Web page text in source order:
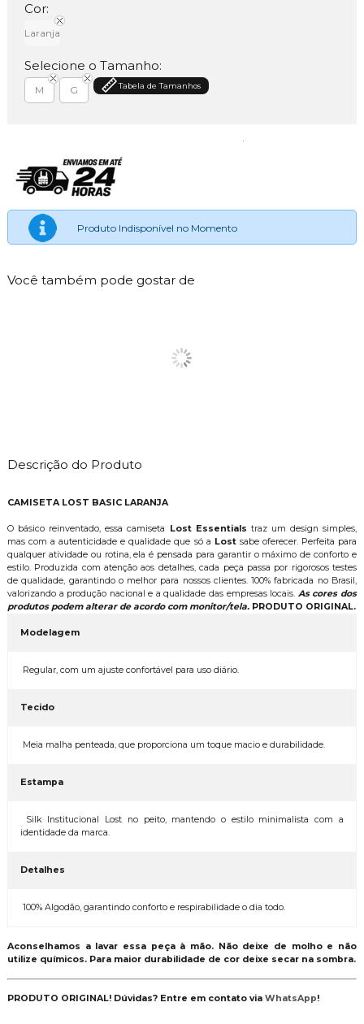
Cor:
Laranja
Selecione o Tamanho:
M G Tabela de Tamanhos
Produto Indisponível no Momento
Você também pode gostar de
Descrição do Produto
CAMISETA LOST BASIC LARANJA
O básico reinventado, essa camiseta Lost Essentials traz um design simples,
mas com a autenticidade e qualidade que só a Lostsabe oferecer. Perfeita para
qualquer atividade ou rotina, ela é pensada para garantir o máximo de conforto e
estilo. Produzida com atenção aos detalhes, cada peça passa por rigorosos testes
de qualidade, garantindo o melhor para nossos clientes. 100% fabricada no Brasil,
valorizando a produção nacional e a qualidade das empresas locais. As cores dos
produtos podem alterar de acordo com monitor/tela.PRODUTO ORIGINAL.
Modelagem
Regular, com um ajuste confortável para uso diário.
Tecido
Meia malha penteada, que proporciona um toque macio e durabilidade.
Estampa
Silk Institucional Lost no peito, mantendo o estilo minimalista com a
identidade da marca.
Detalhes
100% Algodão, garantindo conforto e respirabilidade o dia todo.
Aconselhamos a lavar essa peça à mão. Não deixe de molho e não
utilize químicos. Para maior durabilidade de cor deixe secar na sombra.
PRODUTO ORIGINAL! Dúvidas? Entre em contato via WhatsApp!